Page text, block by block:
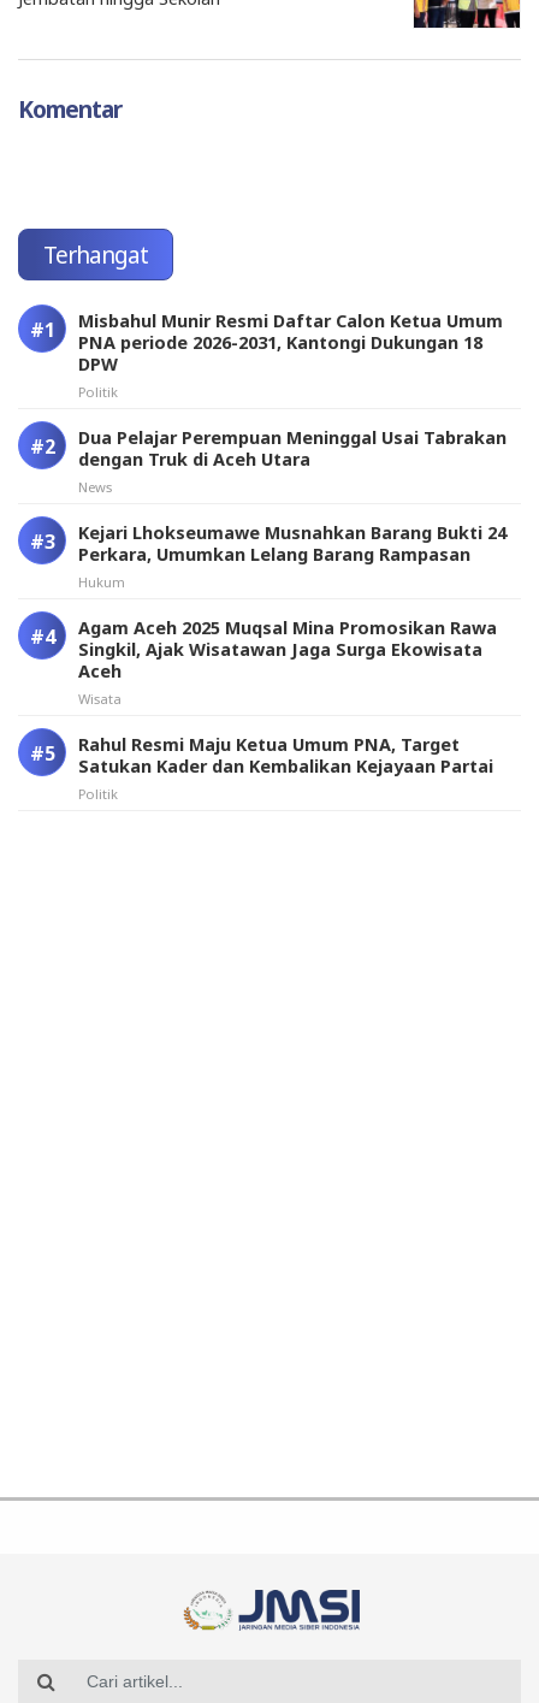
Komentar
Terhangat
Misbahul Munir Resmi Daftar Calon Ketua Umum
PNA periode 2026-2031, Kantongi Dukungan 18
DPW
Politik
Dua Pelajar Perempuan Meninggal Usai Tabrakan
dengan Truk di Aceh Utara
News
Kejari Lhokseumawe Musnahkan Barang Bukti 24
Perkara, Umumkan Lelang Barang Rampasan
Hukum
Agam Aceh 2025 Muqsal Mina Promosikan Rawa
Singkil, Ajak Wisatawan Jaga Surga Ekowisata
Aceh
Wisata
Rahul Resmi Maju Ketua Umum PNA, Target
Satukan Kader dan Kembalikan Kejayaan Partai
Politik